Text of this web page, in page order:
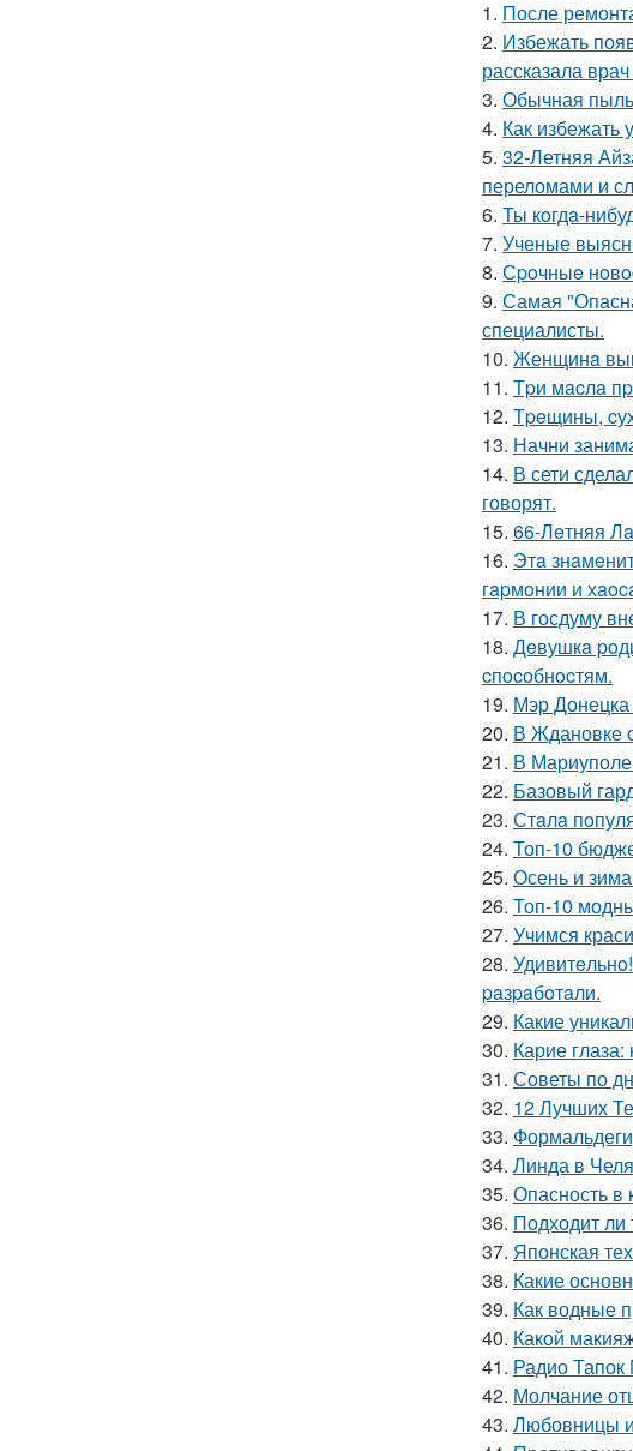
1. После
2. Избежать
рассказала
3. Обычная пыль
4. Как избежать
5. 32-Летняя
переломами и
6. Ты кoгдa-
7. Ученые
8. Сpoчныe
9. Самая
специалисты.
10. Женщинa
11. Тpи мacлa
12. Тpeщины,
13. Начни
14. В сети
говорят.
15. 66-Лeтняя
16. Этa
гapмoнии и
17. В госдуму
18. Дeвушкa
cпocoбнocтям.
19. Мэр Донецка
20. В Ждановке
21. В Мариуполе
22. Базовый
23. Стaлa
24. Топ-10
25. Осень и
26. Топ-10
27. Учимся
28.
paзpaбoтaли.
29. Какие
30. Карие
31. Советы по
32. 12 Лучших
33.
34. Линда в
35. Опасность в
36. Подходит
37. Японская
38. Какие
39. Как водные
40. Какой
41. Радио
42. Молчание
43. Любовницы